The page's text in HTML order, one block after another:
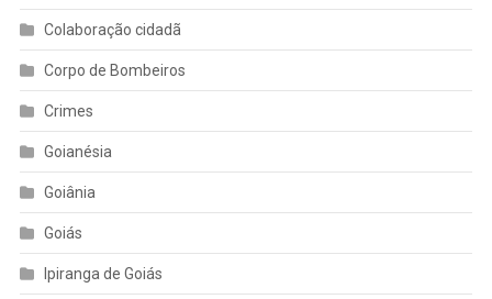
Colaboração cidadã
Corpo de Bombeiros
Crimes
Goianésia
Goiânia
Goiás
Ipiranga de Goiás